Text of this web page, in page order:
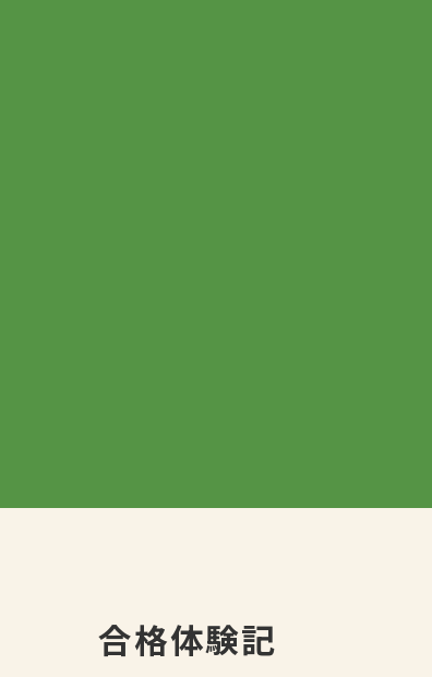
合格体験記